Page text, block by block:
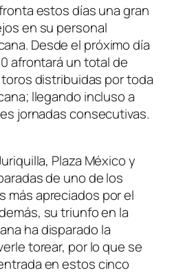
estos días una gran
en su personal
Desde el próximo día
afrontará un total de
distribuidas por toda
llegando incluso a
jornadas consecutivas.
Plaza México y
de uno de los
más apreciados por el
su triunfo en la
ha disparado la
torear, por lo que se
en estos cinco